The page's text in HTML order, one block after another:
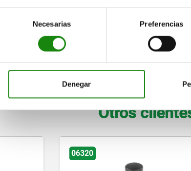
consentimiento
Necesarias Preferencias
Denegar
Otros
06322